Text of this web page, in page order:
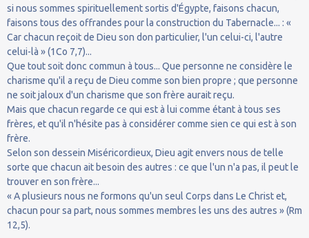
si nous sommes spirituellement sortis d'Égypte, faisons chacun,
faisons tous des offrandes pour la construction du Tabernacle... : «
Car chacun reçoit de Dieu son don particulier, l'un celui-ci, l'autre
celui-là » (1Co 7,7)...
Que tout soit donc commun à tous... Que personne ne considère le
charisme qu'il a reçu de Dieu comme son bien propre ; que personne
ne soit jaloux d'un charisme que son frère aurait reçu.
Mais que chacun regarde ce qui est à lui comme étant à tous ses
frères, et qu'il n'hésite pas à considérer comme sien ce qui est à son
frère.
Selon son dessein Miséricordieux, Dieu agit envers nous de telle
sorte que chacun ait besoin des autres : ce que l'un n'a pas, il peut le
trouver en son frère...
« A plusieurs nous ne formons qu'un seul Corps dans Le Christ et,
chacun pour sa part, nous sommes membres les uns des autres » (Rm
12,5).